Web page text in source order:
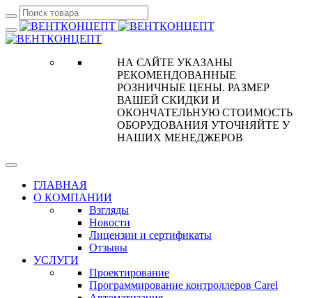
НА САЙТЕ УКАЗАНЫ
РЕКОМЕНДОВАННЫЕ
РОЗНИЧНЫЕ ЦЕНЫ. РАЗМЕР
ВАШЕЙ СКИДКИ И
ОКОНЧАТЕЛЬНУЮ СТОИМОСТЬ
ОБОРУДОВАНИЯ УТОЧНЯЙТЕ У
НАШИХ МЕНЕДЖЕРОВ
ГЛАВНАЯ
О КОМПАНИИ
Взгляды
Новости
Лицензии и сертификаты
Отзывы
УСЛУГИ
Проектирование
Программирование контроллеров Carel